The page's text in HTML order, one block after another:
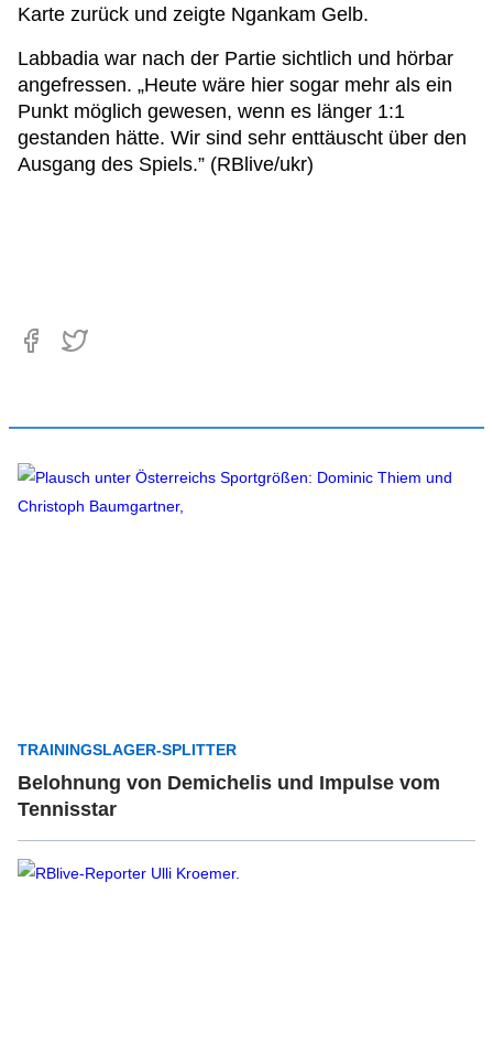
Karte zurück und zeigte Ngankam Gelb.
Labbadia war nach der Partie sichtlich und hörbar
angefressen. „Heute wäre hier sogar mehr als ein
Punkt möglich gewesen, wenn es länger 1:1
gestanden hätte. Wir sind sehr enttäuscht über den
Ausgang des Spiels.” (RBlive/ukr)
TRAININGSLAGER-SPLITTER
Belohnung von Demichelis und Impulse vom
Tennisstar